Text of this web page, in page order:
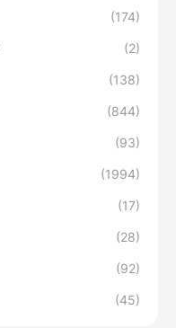
(174)
(2)
(138)
(844)
(93)
(1994)
(17)
(28)
(92)
(45)